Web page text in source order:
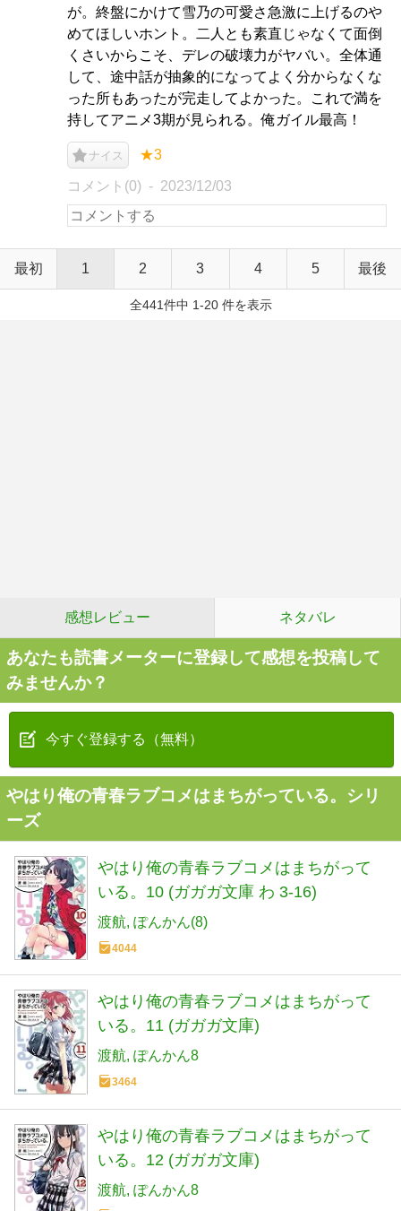
が。終盤にかけて雪乃の可愛さ急激に上げるのや
めてほしいホント。二人とも素直じゃなくて面倒
くさいからこそ、デレの破壊力がヤバい。全体通
して、途中話が抽象的になってよく分からなくな
った所もあったが完走してよかった。これで満を
持してアニメ3期が見られる。俺ガイル最高！
ナイス ★3
コメント(0) 2023/12/03
最初 1 2 3 4 5 最後
全441件中 1-20 件を表示
感想レビュー ネタバレ
あなたも読書メーターに登録して感想を投稿して
みませんか？
今すぐ登録する（無料）
やはり俺の青春ラブコメはまちがっている。シリ
ーズ
やはり俺の青春ラブコメはまちがって
いる。10 (ガガガ文庫 わ 3-16)
渡航 ぽんかん(8)
4044
やはり俺の青春ラブコメはまちがって
いる。11 (ガガガ文庫)
渡航 ぽんかん8
3464
やはり俺の青春ラブコメはまちがって
いる。12 (ガガガ文庫)
渡航 ぽんかん8